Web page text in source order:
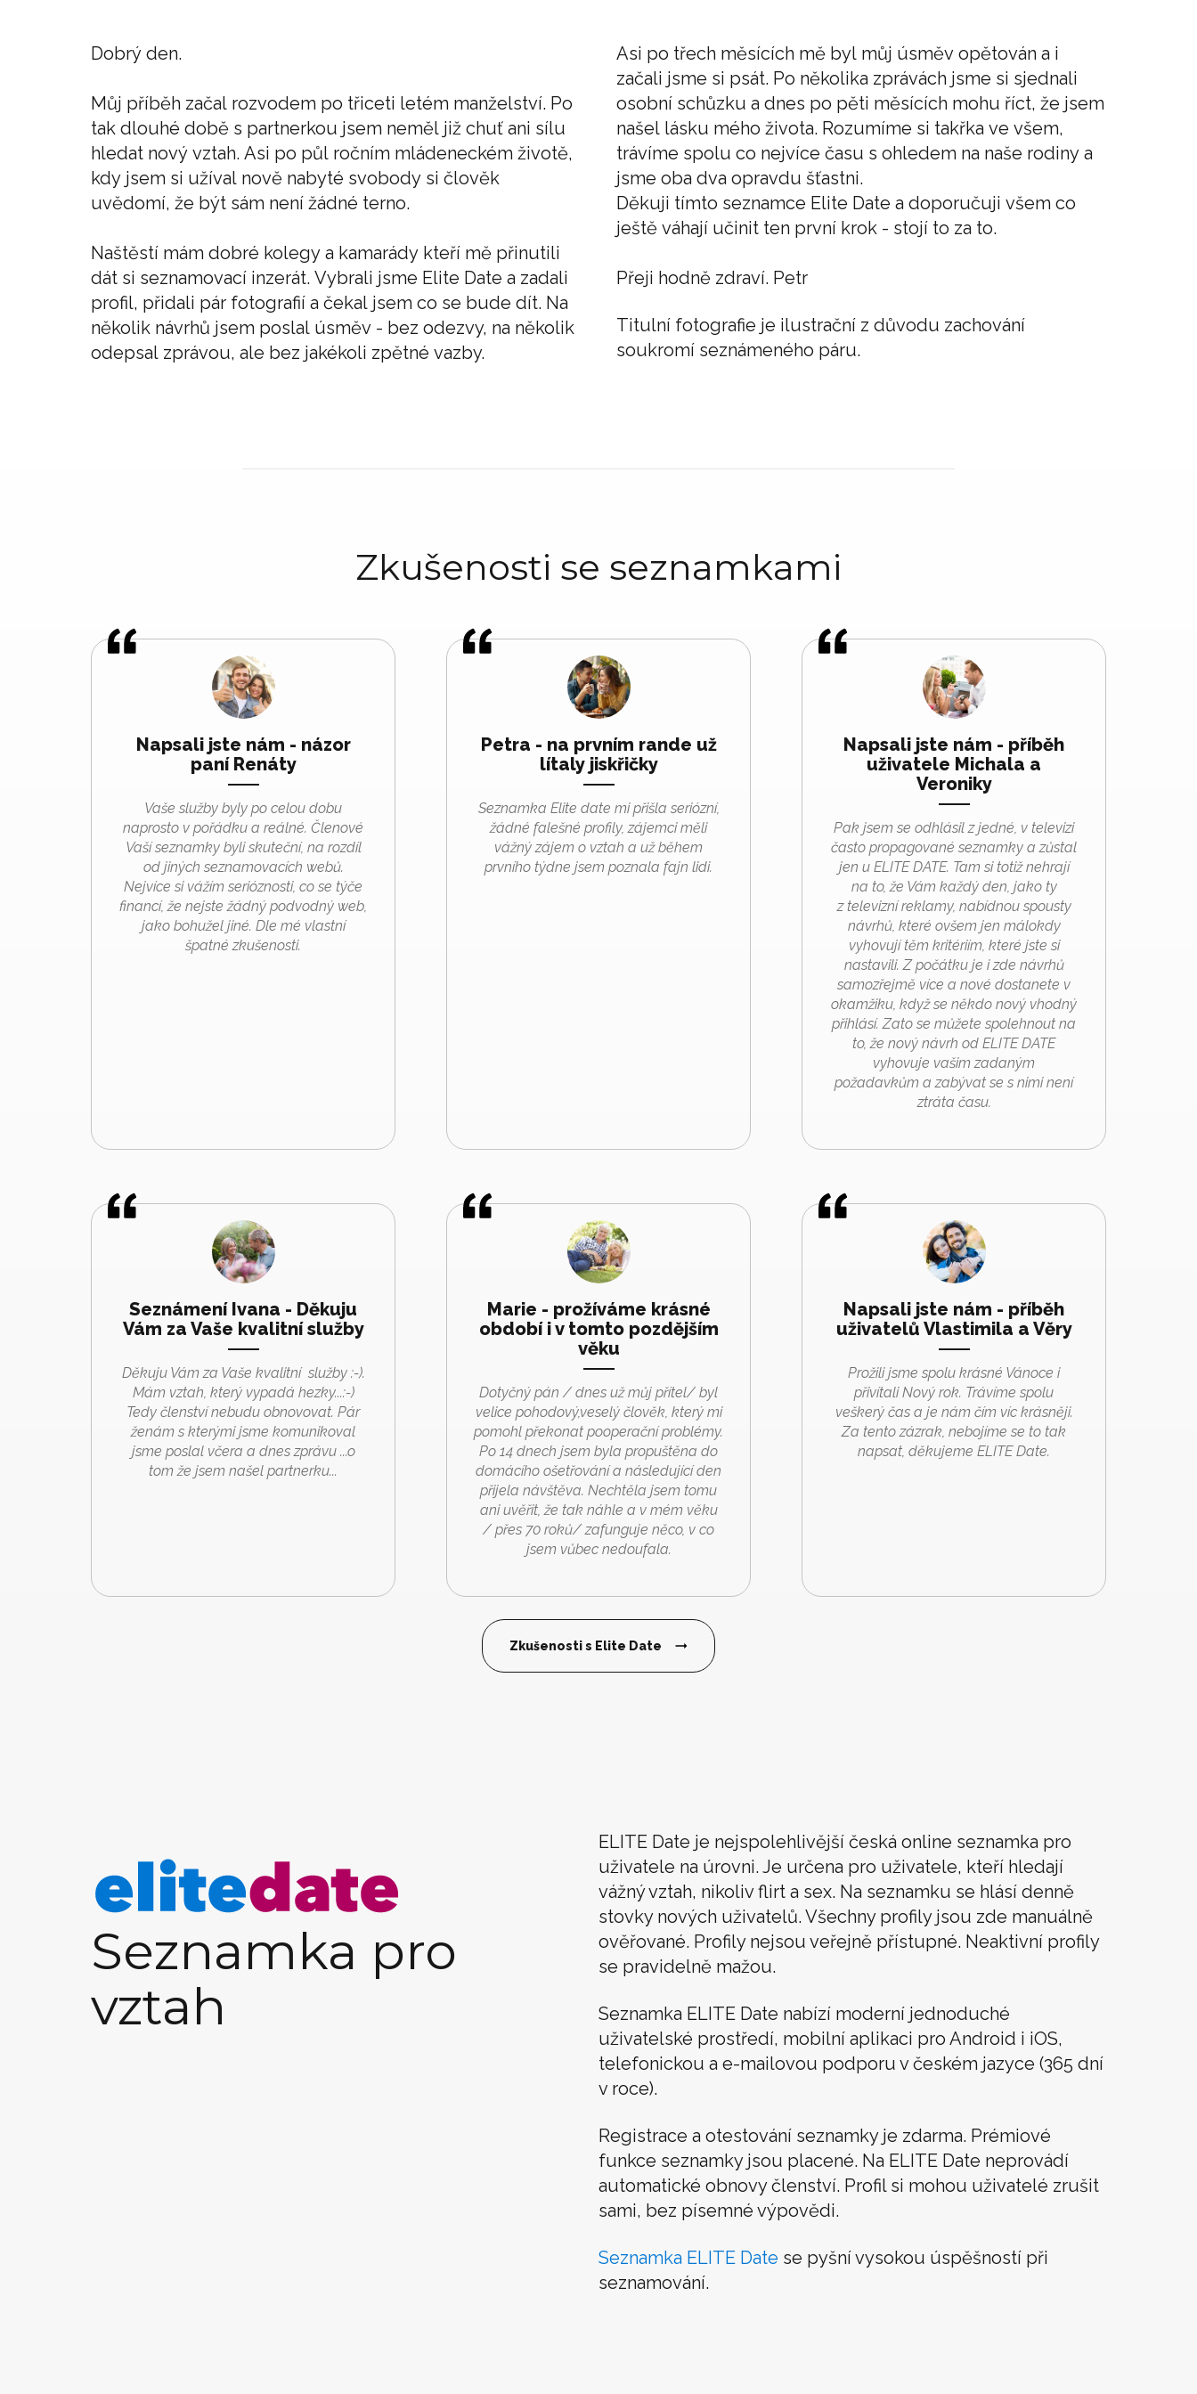
Dobrý den.
Můj příběh začal rozvodem po třiceti letém manželství. Po
tak dlouhé době s partnerkou jsem neměl již chuť ani sílu
hledat nový vztah. Asi po půl ročním mládeneckém životě,
kdy jsem si užíval nově nabyté svobody si člověk
uvědomí, že být sám není žádné terno.
Naštěstí mám dobré kolegy a kamarády kteří mě přinutili
dát si seznamovací inzerát. Vybrali jsme Elite Date a zadali
profil, přidali pár fotografií a čekal jsem co se bude dít. Na
několik návrhů jsem poslal úsměv - bez odezvy, na několik
odepsal zprávou, ale bez jakékoli zpětné vazby.
Asi po třech měsících mě byl můj úsměv opětován a i
začali jsme si psát. Po několika zprávách jsme si sjednali
osobní schůzku a dnes po pěti měsících mohu říct, že jsem
našel lásku mého života. Rozumíme si takřka ve všem,
trávíme spolu co nejvíce času s ohledem na naše rodiny a
jsme oba dva opravdu šťastni.
Děkuji tímto seznamce Elite Date a doporučuji všem co
ještě váhají učinit ten první krok - stojí to za to.
Přeji hodně zdraví. Petr
Titulní fotografie je ilustrační z důvodu zachování
soukromí seznámeného páru.
Zkušenosti se seznamkami
Napsali jste nám - názor
paní Renáty
Vaše služby byly po celou dobu
naprosto v pořádku a reálné. Členové
Vaší seznamky byli skuteční, na rozdíl
od jiných seznamovacích webů.
Nejvíce si vážím serióznosti, co se týče
financí, že nejste žádný podvodný web,
jako bohužel jiné. Dle mé vlastní
špatné zkušenosti.
Petra - na prvním rande už
lítaly jiskřičky
Seznamka Elite date mi přišla seriózní,
žádné falešné profily, zájemci měli
vážný zájem o vztah a už během
prvního týdne jsem poznala fajn lidi.
Napsali jste nám - příběh
uživatele Michala a
Veroniky
Pak jsem se odhlásil z jedné, v televizi
často propagované seznamky a zůstal
jen u ELITE DATE. Tam si totiž nehrají
na to, že Vám každý den, jako ty
z televizní reklamy, nabídnou spousty
návrhů, které ovšem jen málokdy
vyhovují těm kritériím, které jste si
nastavili. Z počátku je i zde návrhů
samozřejmě více a nové dostanete v
okamžiku, když se někdo nový vhodný
přihlásí. Zato se můžete spolehnout na
to, že nový návrh od ELITE DATE
vyhovuje vašim zadaným
požadavkům a zabývat se s nimi není
ztráta času.
Seznámení Ivana - Děkuju
Vám za Vaše kvalitní služby
Děkuju Vám za Vaše kvalitní služby :-).
Mám vztah, který vypadá hezky...:-)
Tedy členství nebudu obnovovat. Pár
ženám s kterými jsme komunikoval
jsme poslal včera a dnes zprávu ...o
tom že jsem našel partnerku...
Marie - prožíváme krásné
období i v tomto pozdějším
věku
Dotyčný pán / dnes už můj přítel/ byl
velice pohodový,veselý člověk, který mi
pomohl překonat pooperační problémy.
Po 14 dnech jsem byla propuštěna do
domácího ošetřování a následující den
přijela návštěva. Nechtěla jsem tomu
ani uvěřit, že tak náhle a v mém věku
/ přes 70 roků/ zafunguje něco, v co
jsem vůbec nedoufala.
Napsali jste nám - příběh
uživatelů Vlastimila a Věry
Prožili jsme spolu krásné Vánoce i
přivítali Nový rok. Trávíme spolu
veškerý čas a je nám čím víc krásněji.
Za tento zázrak, nebojíme se to tak
napsat, děkujeme ELITE Date.
Zkušenosti s Elite Date
Seznamka pro
vztah
ELITE Date je nejspolehlivější česká online seznamka pro
uživatele na úrovni. Je určena pro uživatele, kteří hledají
vážný vztah, nikoliv flirt a sex. Na seznamku se hlásí denně
stovky nových uživatelů. Všechny profily jsou zde manuálně
ověřované. Profily nejsou veřejně přístupné. Neaktivní profily
se pravidelně mažou.
Seznamka ELITE Date nabízí moderní jednoduché
uživatelské prostředí, mobilní aplikaci pro Android i iOS,
telefonickou a e-mailovou podporu v českém jazyce (365 dní
v roce).
Registrace a otestování seznamky je zdarma. Prémiové
funkce seznamky jsou placené. Na ELITE Date neprovádí
automatické obnovy členství. Profil si mohou uživatelé zrušit
sami, bez písemné výpovědi.
Seznamka ELITE Date se pyšní vysokou úspěšností při
seznamování.